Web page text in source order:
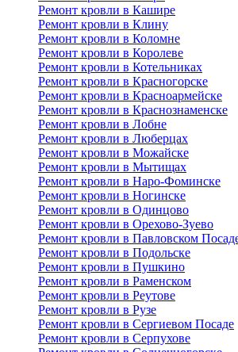
Ремонт кровли в Кашире
Ремонт кровли в Клину
Ремонт кровли в Коломне
Ремонт кровли в Королеве
Ремонт кровли в Котельниках
Ремонт кровли в Красногорске
Ремонт кровли в Красноармейске
Ремонт кровли в Краснознаменске
Ремонт кровли в Лобне
Ремонт кровли в Люберцах
Ремонт кровли в Можайске
Ремонт кровли в Мытищах
Ремонт кровли в Наро-Фоминске
Ремонт кровли в Ногинске
Ремонт кровли в Одинцово
Ремонт кровли в Орехово-Зуево
Ремонт кровли в Павловском
Ремонт кровли в Подольске
Ремонт кровли в Пушкино
Ремонт кровли в Раменском
Ремонт кровли в Реутове
Ремонт кровли в Рузе
Ремонт кровли в Сергиевом Посаде
Ремонт кровли в Серпухове